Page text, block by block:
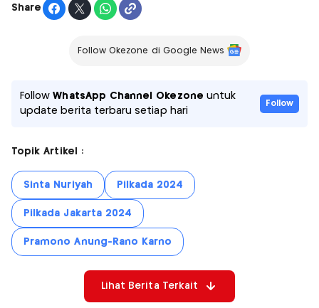
Share
Follow Okezone di Google News
FollowWhatsApp Channel Okezone untuk
update berita terbaru setiap hari
Follow
Topik Artikel :
Sinta Nuriyah Pilkada 2024
Pilkada Jakarta 2024
Pramono Anung-Rano Karno
Lihat Berita Terkait